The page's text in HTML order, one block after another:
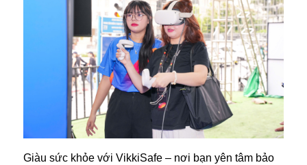
Giàu sức khỏe với VikkiSafe – nơi bạn yên tâm bảo